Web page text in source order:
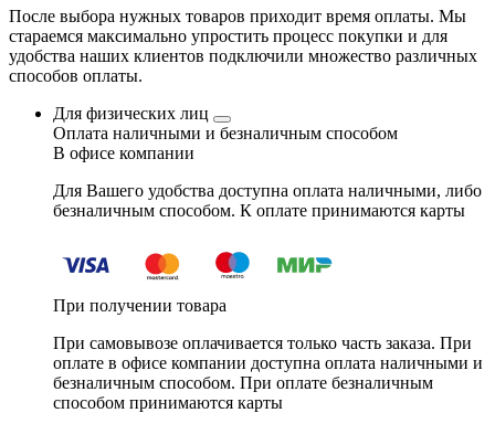
После выбора нужных товаров приходит время оплаты. Мы
стараемся максимально упростить процесс покупки и для
удобства наших клиентов подключили множество различных
способов оплаты.
Для физических лиц
Оплата наличными и безналичным способом
В офисе компании
Для Вашего удобства доступна оплата наличными, либо
безналичным способом. К оплате принимаются карты
При получении товара
При самовывозе оплачивается только часть заказа. При
оплате в офисе компании доступна оплата наличными и
безналичным способом. При оплате безналичным
способом принимаются карты